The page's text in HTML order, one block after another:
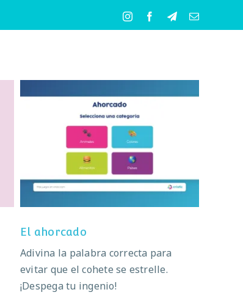
InstagramFacebookTelegramCorreo
El ahorcado
El ahorcado
Adivina la palabra correcta para
evitar que el cohete se estrelle.
¡Despega tu ingenio!